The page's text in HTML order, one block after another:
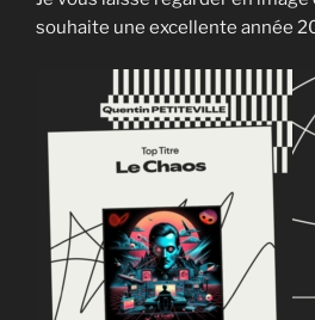
souhaite une excellente année